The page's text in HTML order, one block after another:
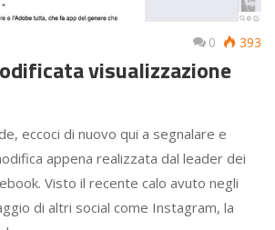
0 393
visualizzazione
eccoci di nuovo qui a segnalare e
appena realizzata dal leader dei
Visto il recente calo avuto negli
di altri social come Instagram, la